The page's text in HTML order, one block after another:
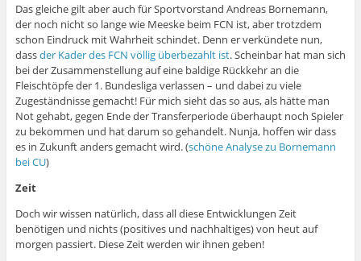
Das gleiche gilt aber auch für Sportvorstand Andreas Bornemann,
der noch nicht so lange wie Meeske beim FCN ist, aber trotzdem
schon Eindruck mit Wahrheit schindet. Denn er verkündete nun,
dassder Kader des FCN völlig überbezahlt ist. Scheinbar hat man sich
bei der Zusammenstellung auf eine baldige Rückkehr an die
Fleischtöpfe der 1. Bundesliga verlassen – und dabei zu viele
Zugeständnisse gemacht! Für mich sieht das so aus, als hätte man
Not gehabt, gegen Ende der Transferperiode überhaupt noch Spieler
zu bekommen und hat darum so gehandelt. Nunja, hoffen wir dass
es in Zukunft anders gemacht wird. (schöne Analyse zu Bornemann
bei CU)
Zeit
Doch wir wissen natürlich, dass all diese Entwicklungen Zeit
benötigen und nichts (positives und nachhaltiges) von heut auf
morgen passiert. Diese Zeit werden wir ihnen geben!